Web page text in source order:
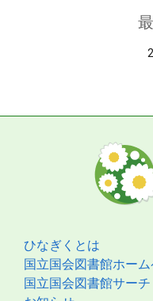
ひなぎくとは
国立国会図書館ホー
国立国会図書館サーチ